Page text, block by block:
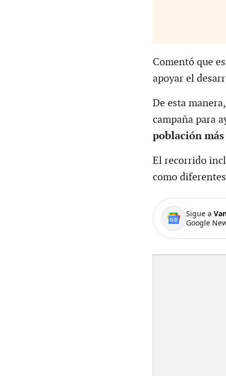
Comentó que
apoyar el
De esta
campaña para
población
El recorrido
como
Sigue a
Google